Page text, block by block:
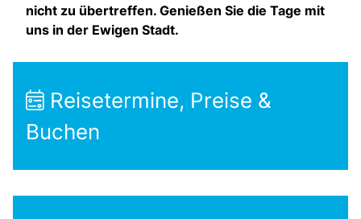
nicht zu übertreffen. Genießen Sie die Tage mit
uns in der Ewigen Stadt.
Reisetermine, Preise &
Buchen